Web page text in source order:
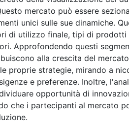
mercato può essere
unici sulle sue dinamiche.
di utilizzo finale, tipi di prodotti
Approfondendo questi
alla crescita del
proprie strategie, mirando a
e preferenze. Inoltre,
opportunità di
che i partecipanti al mercato